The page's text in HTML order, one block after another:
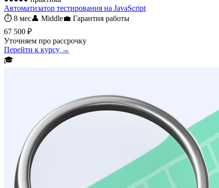
Автоматизатор тестирования на JavaScript
⏱ 8 мес👤 Middle💼 Гарантия работы
67 500 ₽
Уточняем про рассрочку
Перейти к курсу →
🎓